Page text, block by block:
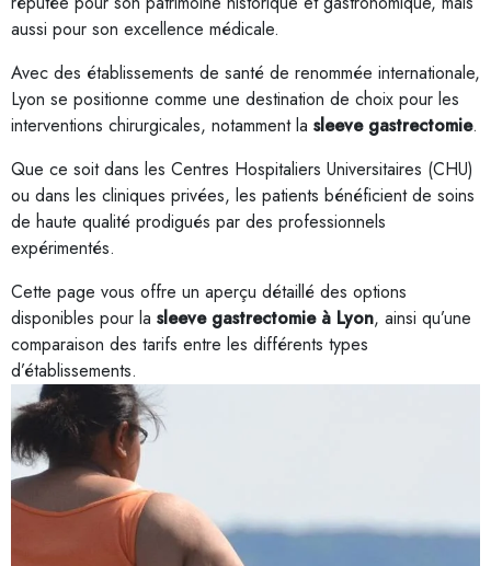
aussi pour son excellence médicale.
Avec des établissements de santé de renommée internationale,
Lyon se positionne comme une destination de choix pour les
interventions chirurgicales, notamment la sleeve gastrectomie.
Que ce soit dans les Centres Hospitaliers Universitaires (CHU)
ou dans les cliniques privées, les patients bénéficient de soins
de haute qualité prodigués par des professionnels
expérimentés.
Cette page vous offre un aperçu détaillé des options
disponibles pour la sleeve gastrectomie à Lyon, ainsi qu’une
comparaison des tarifs entre les différents types
d’établissements.